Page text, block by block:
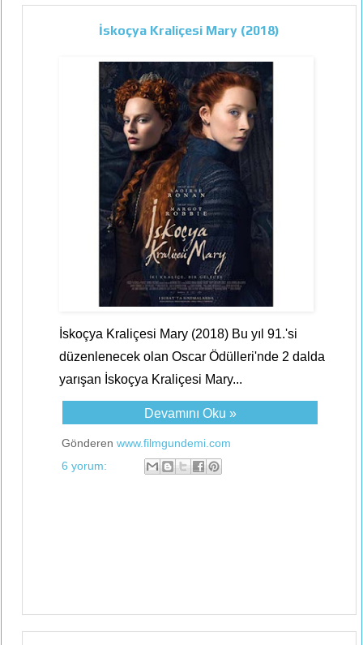
İskoçya Kraliçesi Mary (2018)
İskoçya Kraliçesi Mary (2018) Bu yıl 91.'si
düzenlenecek olan Oscar Ödülleri'nde 2 dalda
yarışan İskoçya Kraliçesi Mary...
Devamını Oku »
Gönderen www.filmgundemi.com
6 yorum: